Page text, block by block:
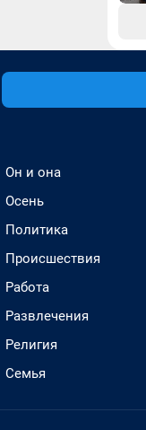
Он и она
Осень
Политика
Происшествия
Работа
Развлечения
Религия
Семья